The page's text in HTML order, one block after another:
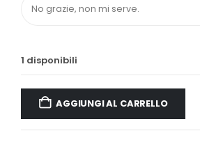
1 disponibili
AGGIUNGI AL CARRELLO